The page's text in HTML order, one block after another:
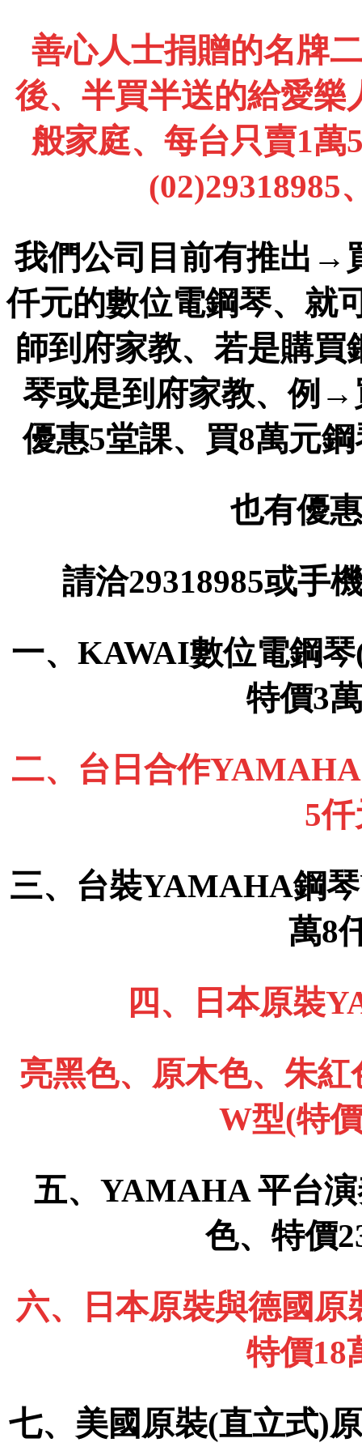
善心人士捐贈的名牌
後、半買半送的給愛樂
般家庭、每台只賣1萬
(02)29318985
我們公司目前有推出→
仟元的數位電鋼琴、就
師到府家教、若是購
琴或是到府家教、例→
優惠5堂課、買8萬元
也有優
請洽29318985或手
一、KAWAI數位電鋼
特價3
二、台日合作
5
三、台裝YAMAHA鋼
萬8
四、日本原裝
亮黑色、原木色、朱
W型(特
五、YAMAHA 平台
色、特價
六、日本原裝與德國
特價18
七、美國原裝(直立式)